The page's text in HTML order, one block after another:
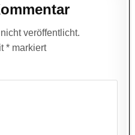
veröffentlicht.
* markiert